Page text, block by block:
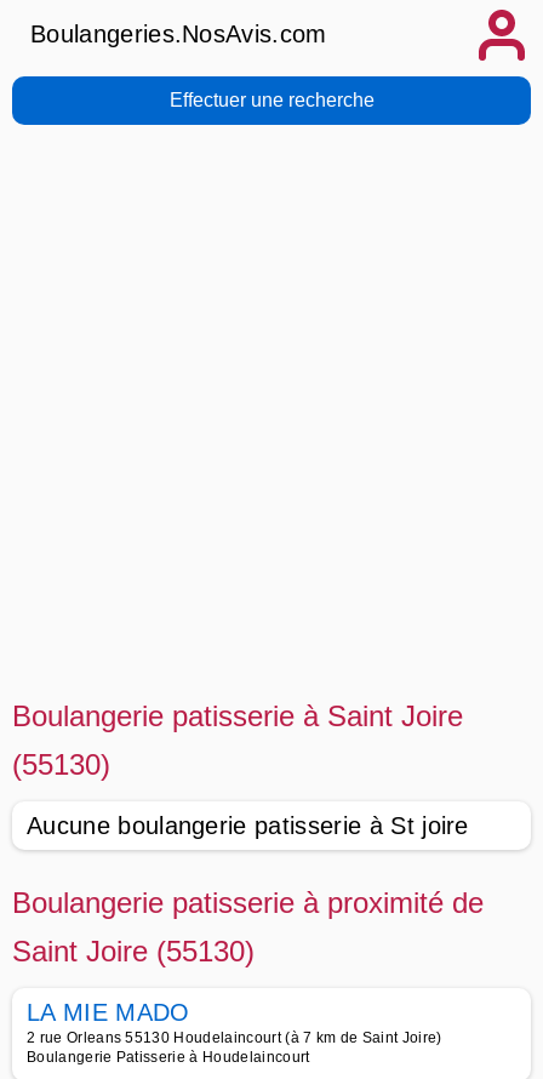
Boulangeries.NosAvis.com
Effectuer une recherche
Boulangerie patisserie à Saint Joire
(55130)
Aucune boulangerie patisserie à St joire
Boulangerie patisserie à proximité de
Saint Joire (55130)
LA MIE MADO
2 rue Orleans 55130 Houdelaincourt (à 7 km de Saint Joire)
Boulangerie Patisserie à Houdelaincourt